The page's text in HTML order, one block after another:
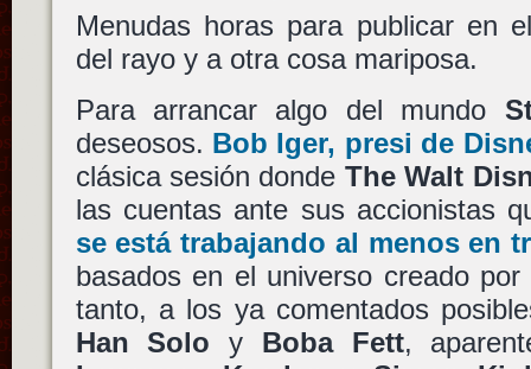
Menudas horas para publicar en
del rayo y a otra cosa mariposa.
Para arrancar algo del mundo
deseosos. Bob Iger, presi de
clásica sesión donde The Walt
las cuentas ante sus accionistas
se está trabajando al menos en
basados en el universo creado por
tanto, a los ya comentados
Han Solo y Boba Fett,